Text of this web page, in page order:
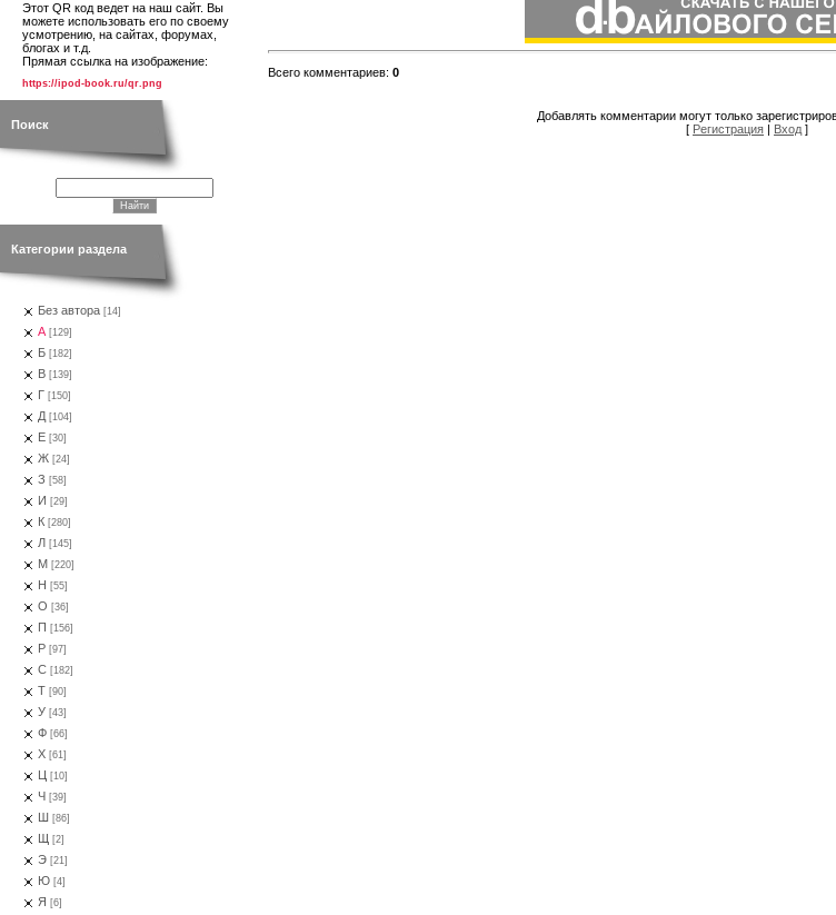
Этот QR код ведет на наш сайт. Вы
можете использовать его по своему
усмотрению, на сайтах, форумах,
блогах и т.д.
Прямая ссылка на изображение:
https://ipod-book.ru/qr.png
Поиск
Категории раздела
Без автора [14]
А [129]
Б [182]
В [139]
Г [150]
Д [104]
Е [30]
Ж [24]
З [58]
И [29]
К [280]
Л [145]
М [220]
Н [55]
О [36]
П [156]
Р [97]
С [182]
Т [90]
У [43]
Ф [66]
Х [61]
Ц [10]
Ч [39]
Ш [86]
Щ [2]
Э [21]
Ю [4]
Я [6]
Всего комментариев: 0
Добавлять комментарии могут только
[ Регистрация | Вход ]